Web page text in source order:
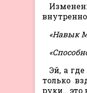
«Навык
Эй, а
только
руки… это